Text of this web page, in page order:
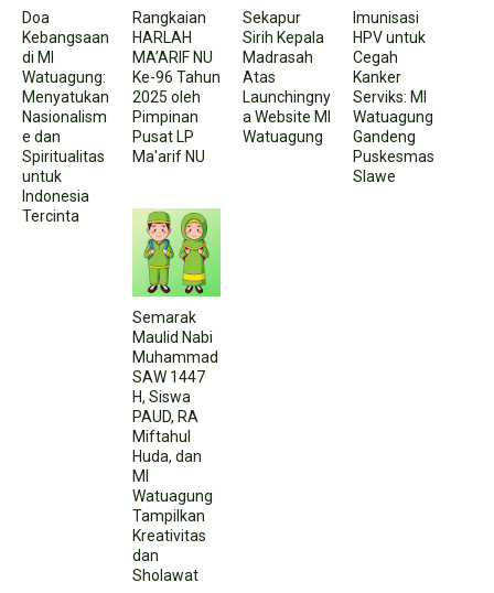
Doa
Kebangsaan
di MI
Watuagung:
Menyatukan
Nasionalism
e dan
Spiritualitas
untuk
Indonesia
Tercinta
Rangkaian
HARLAH
MA’ARIF NU
Ke-96 Tahun
2025 oleh
Pimpinan
Pusat LP
Ma'arif NU
Sekapur
Sirih Kepala
Madrasah
Atas
Launchingny
a Website MI
Watuagung
Imunisasi
HPV untuk
Cegah
Kanker
Serviks: MI
Watuagung
Gandeng
Puskesmas
Slawe
Semarak
Maulid Nabi
Muhammad
SAW 1447
H, Siswa
PAUD, RA
Miftahul
Huda, dan
MI
Watuagung
Tampilkan
Kreativitas
dan
Sholawat